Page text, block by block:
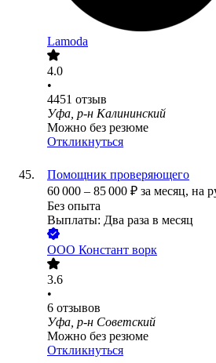
Lamoda
4.0
•
4451 отзыв
Уфа, р-н Калининский
Можно без резюме
Откликнуться
Помощник проверяющего
60 000 – 85 000 ₽ за месяц, на
Без опыта
Выплаты: Два раза в месяц
ООО Констант ворк
3.6
•
6 отзывов
Уфа, р-н Советский
Можно без резюме
Откликнуться